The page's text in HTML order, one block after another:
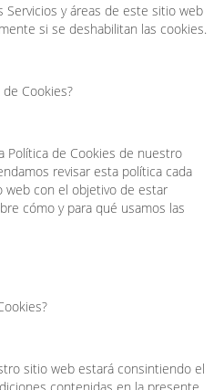
Servicios y áreas de este sitio web
si se deshabilitan las cookies.
Cookies?
Política de Cookies de nuestro
revisar esta política cada
web con el objetivo de estar
cómo y para qué usamos las
sitio web estará consintiendo el
contenidas en la presente